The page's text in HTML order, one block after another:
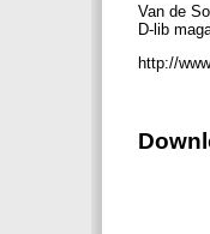
Van de
D-lib
http://